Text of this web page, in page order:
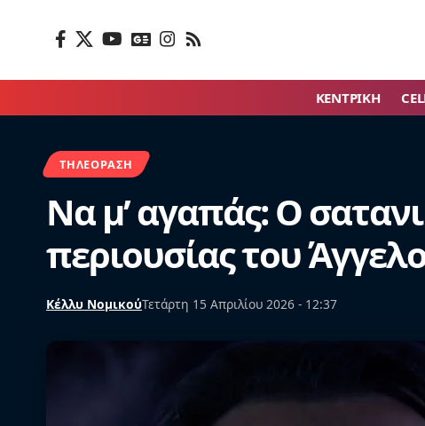
ΚΕΝΤΡΙΚΗ
ΤΗΛΕΌΡΑΣΗ
Να μ’ αγαπάς: Ο
περιουσίας του
Κέλλυ ΝομικούΤετάρτη 15 Απριλίου 2026 - 12:37